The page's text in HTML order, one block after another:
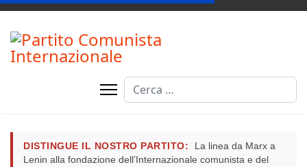
Cerca
DISTINGUE IL NOSTRO PARTITO:
La linea da Marx a
Lenin alla fondazione dell’Internazionale comunista e del